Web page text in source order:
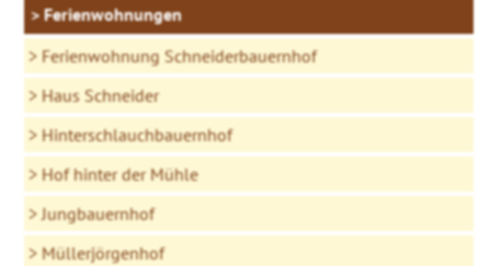
Ferienwohnungen
Ferienwohnung Schneiderbauernhof
Haus Schneider
Hinterschlauchbauernhof
Hof hinter der Mühle
Jungbauernhof
Müllerjörgenhof